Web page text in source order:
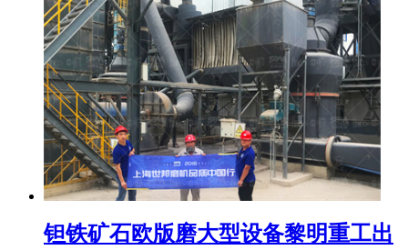
钽铁矿石欧版磨大型设备黎明重工出